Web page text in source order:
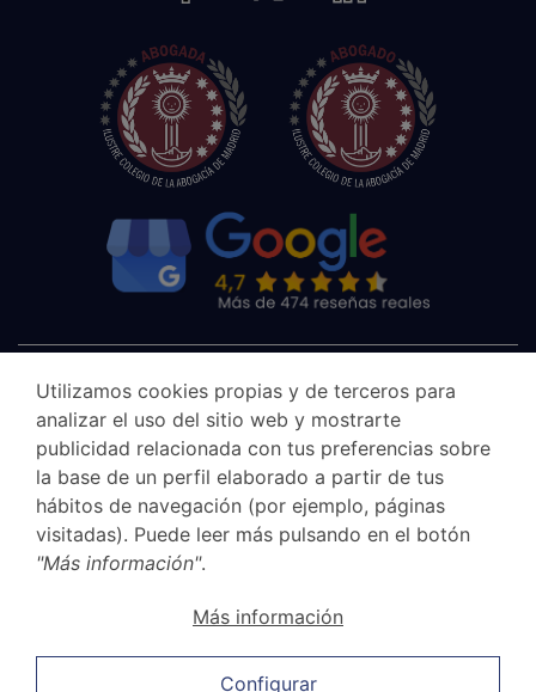
Política de privacidad
Utilizamos cookies propias y de terceros para
analizar el uso del sitio web y mostrarte
publicidad relacionada con tus preferencias sobre
la base de un perfil elaborado a partir de tus
hábitos de navegación (por ejemplo, páginas
visitadas). Puede leer más pulsando en el botón
"Más información".
Más información
Configurar